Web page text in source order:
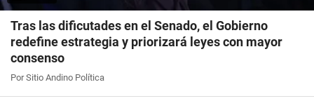
Tras las dificutades en el Senado, el Gobierno
redefine estrategia y priorizará leyes con mayor
consenso
Por Sitio Andino Política